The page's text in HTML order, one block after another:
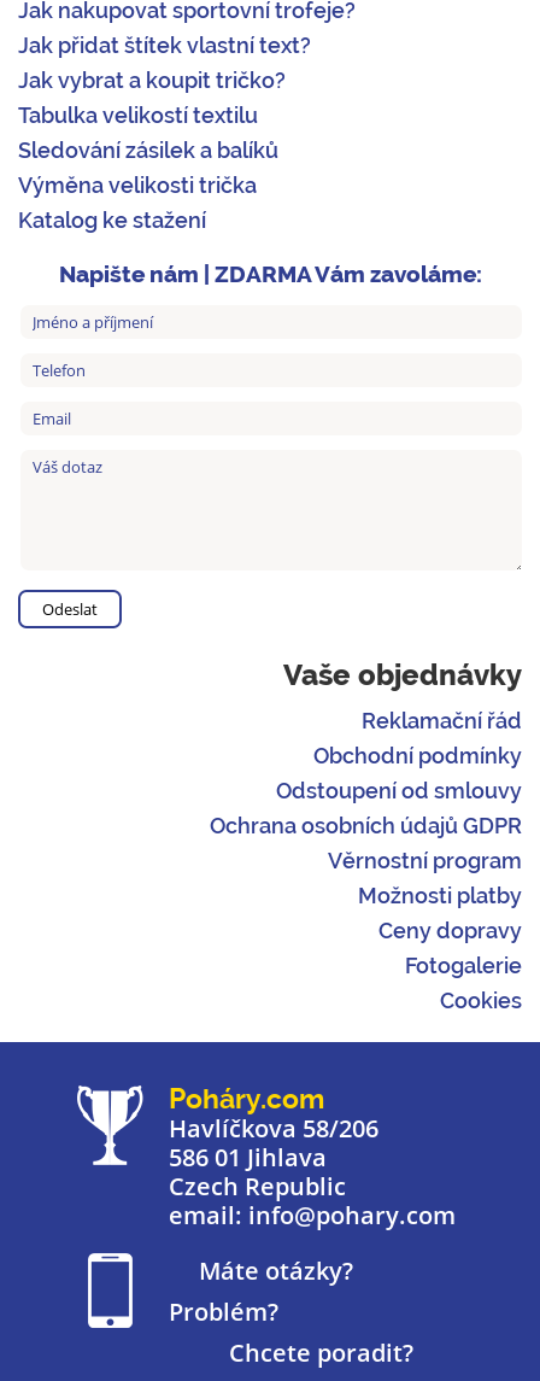
Jak nakupovat sportovní trofeje?
Jak přidat štítek vlastní text?
Jak vybrat a koupit tričko?
Tabulka velikostí textilu
Sledování zásilek a balíků
Výměna velikosti trička
Katalog ke stažení
Napište nám | ZDARMA Vám zavoláme:
Vaše objednávky
Reklamační řád
Obchodní podmínky
Odstoupení od smlouvy
Ochrana osobních údajů GDPR
Věrnostní program
Možnosti platby
Ceny dopravy
Fotogalerie
Cookies
Poháry.com
Havlíčkova 58/206
586 01 Jihlava
Czech Republic
email: info@pohary.com
Máte otázky?
Problém?
Chcete poradit?